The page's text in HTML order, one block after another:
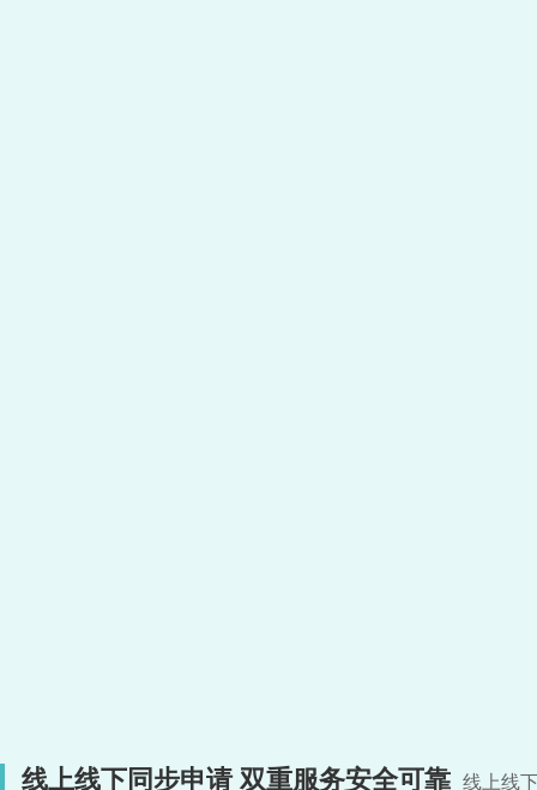
线上线下同步申请 双重服务安全可靠 线上线